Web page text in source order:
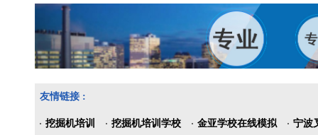
友情链接 :
挖掘机培训 挖掘机培训学校 金亚学校在线模拟 宁波